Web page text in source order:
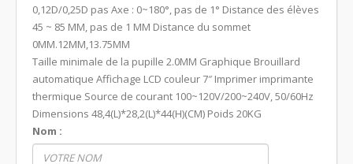
0,12D/0,25D pas Axe : 0~180°, pas de 1° Distance des élèves
45 ~ 85 MM, pas de 1 MM Distance du sommet
0MM.12MM,13.75MM
Taille minimale de la pupille 2.0MM Graphique Brouillard
automatique Affichage LCD couleur 7″ Imprimer imprimante
thermique Source de courant 100~120V/200~240V, 50/60Hz
Dimensions 48,4(L)*28,2(L)*44(H)(CM) Poids 20KG
Nom :